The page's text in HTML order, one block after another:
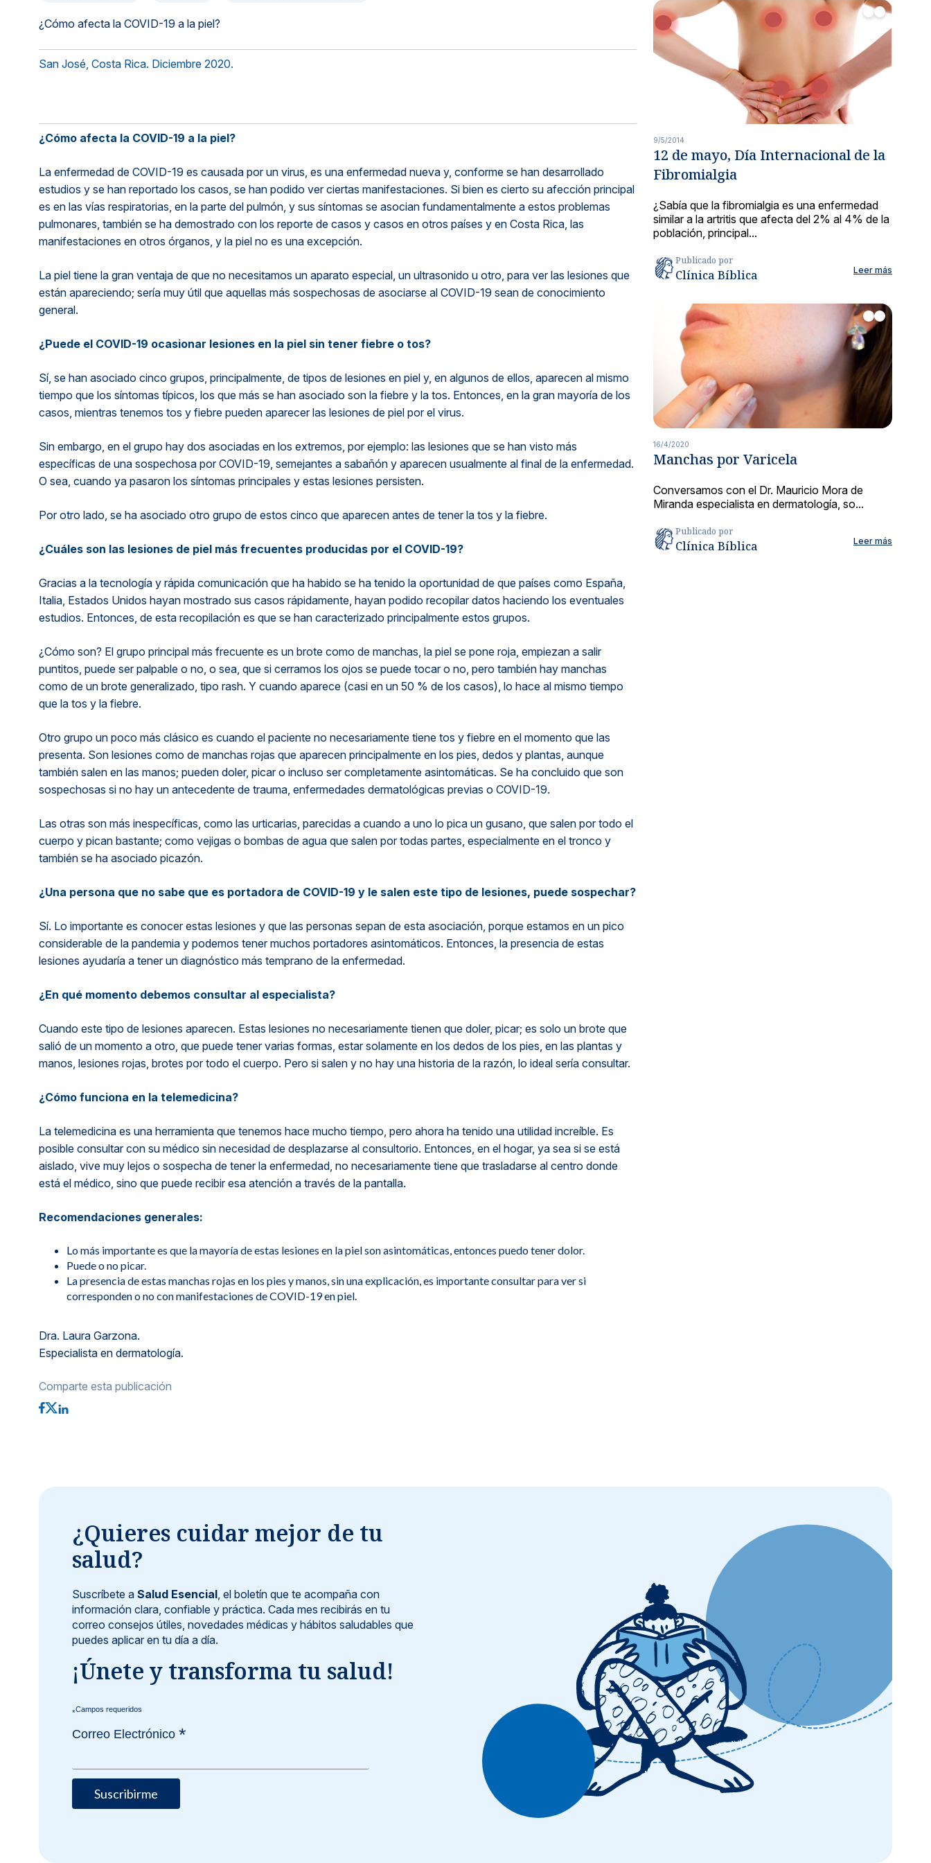
¿Cómo afecta la COVID-19 a la piel?
San José, Costa Rica. Diciembre 2020.
¿Cómo afecta la COVID-19 a la piel?
La enfermedad de COVID-19 es causada por un virus, es una enfermedad nueva y, conforme se han desarrollado
estudios y se han reportado los casos, se han podido ver ciertas manifestaciones. Si bien es cierto su afección principal
es en las vías respiratorias, en la parte del pulmón, y sus síntomas se asocian fundamentalmente a estos problemas
pulmonares, también se ha demostrado con los reporte de casos y casos en otros países y en Costa Rica, las
manifestaciones en otros órganos, y la piel no es una excepción.
La piel tiene la gran ventaja de que no necesitamos un aparato especial, un ultrasonido u otro, para ver las lesiones que
están apareciendo; sería muy útil que aquellas más sospechosas de asociarse al COVID-19 sean de conocimiento
general.
¿Puede el COVID-19 ocasionar lesiones en la piel sin tener fiebre o tos?
Sí, se han asociado cinco grupos, principalmente, de tipos de lesiones en piel y, en algunos de ellos, aparecen al mismo
tiempo que los síntomas típicos, los que más se han asociado son la fiebre y la tos. Entonces, en la gran mayoría de los
casos, mientras tenemos tos y fiebre pueden aparecer las lesiones de piel por el virus.
Sin embargo, en el grupo hay dos asociadas en los extremos, por ejemplo: las lesiones que se han visto más
específicas de una sospechosa por COVID-19, semejantes a sabañón y aparecen usualmente al final de la enfermedad.
O sea, cuando ya pasaron los síntomas principales y estas lesiones persisten.
Por otro lado, se ha asociado otro grupo de estos cinco que aparecen antes de tener la tos y la fiebre.
¿Cuáles son las lesiones de piel más frecuentes producidas por el COVID-19?
Gracias a la tecnología y rápida comunicación que ha habido se ha tenido la oportunidad de que países como España,
Italia, Estados Unidos hayan mostrado sus casos rápidamente, hayan podido recopilar datos haciendo los eventuales
estudios. Entonces, de esta recopilación es que se han caracterizado principalmente estos grupos.
¿Cómo son? El grupo principal más frecuente es un brote como de manchas, la piel se pone roja, empiezan a salir
puntitos, puede ser palpable o no, o sea, que si cerramos los ojos se puede tocar o no, pero también hay manchas
como de un brote generalizado, tipo rash. Y cuando aparece (casi en un 50 % de los casos), lo hace al mismo tiempo
que la tos y la fiebre.
Otro grupo un poco más clásico es cuando el paciente no necesariamente tiene tos y fiebre en el momento que las
presenta. Son lesiones como de manchas rojas que aparecen principalmente en los pies, dedos y plantas, aunque
también salen en las manos; pueden doler, picar o incluso ser completamente asintomáticas. Se ha concluido que son
sospechosas si no hay un antecedente de trauma, enfermedades dermatológicas previas o COVID-19.
Las otras son más inespecíficas, como las urticarias, parecidas a cuando a uno lo pica un gusano, que salen por todo el
cuerpo y pican bastante; como vejigas o bombas de agua que salen por todas partes, especialmente en el tronco y
también se ha asociado picazón.
¿Una persona que no sabe que es portadora de COVID-19 y le salen este tipo de lesiones, puede sospechar?
Sí. Lo importante es conocer estas lesiones y que las personas sepan de esta asociación, porque estamos en un pico
considerable de la pandemia y podemos tener muchos portadores asintomáticos. Entonces, la presencia de estas
lesiones ayudaría a tener un diagnóstico más temprano de la enfermedad.
¿En qué momento debemos consultar al especialista?
Cuando este tipo de lesiones aparecen. Estas lesiones no necesariamente tienen que doler, picar; es solo un brote que
salió de un momento a otro, que puede tener varias formas, estar solamente en los dedos de los pies, en las plantas y
manos, lesiones rojas, brotes por todo el cuerpo. Pero si salen y no hay una historia de la razón, lo ideal sería consultar.
¿Cómo funciona en la telemedicina?
La telemedicina es una herramienta que tenemos hace mucho tiempo, pero ahora ha tenido una utilidad increíble. Es
posible consultar con su médico sin necesidad de desplazarse al consultorio. Entonces, en el hogar, ya sea si se está
aislado, vive muy lejos o sospecha de tener la enfermedad, no necesariamente tiene que trasladarse al centro donde
está el médico, sino que puede recibir esa atención a través de la pantalla.
Recomendaciones generales:
Lo más importante es que la mayoría de estas lesiones en la piel son asintomáticas, entonces puedo tener dolor.
Puede o no picar.
La presencia de estas manchas rojas en los pies y manos, sin una explicación, es importante consultar para ver si
corresponden o no con manifestaciones de COVID-19 en piel.
Dra. Laura Garzona.
Especialista en dermatología.
Comparte esta publicación
9/5/2014
12 de mayo, Día Internacional de la
Fibromialgia
¿Sabía que la fibromialgia es una enfermedad
similar a la artritis que afecta del 2% al 4% de la
población, principal...
Publicado por
Clínica Bíblica Leer más
16/4/2020
Manchas por Varicela
Conversamos con el Dr. Mauricio Mora de
Miranda especialista en dermatología, so...
Publicado por
Clínica Bíblica Leer más
¿Quieres cuidar mejor de tu
salud?
Suscríbete a Salud Esencial , el boletín que te acompaña con
información clara, confiable y práctica. Cada mes recibirás en tu
correo consejos útiles, novedades médicas y hábitos saludables que
puedes aplicar en tu día a día.
¡Únete y transforma tu salud!
*
Correo Electrónico *